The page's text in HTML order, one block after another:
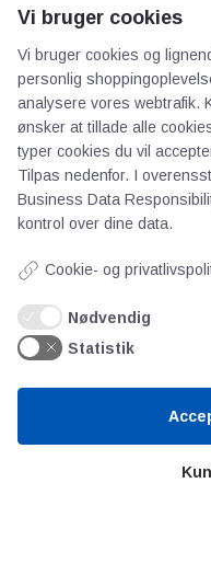
AOT
Priser
Kontakt
Vi bruger cookies
Vi bruger cookies og
personlig
analysere vores webtrafik.
ønsker at tillade alle
typer cookies du vil
Tilpas nedenfor. I
Business Data
kontrol over dine data.
Cookie- og
Nødvendig
Statistik